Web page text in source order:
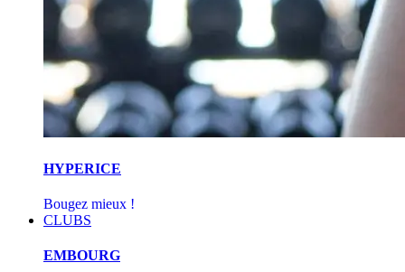
HYPERICE
Bougez mieux !
CLUBS
EMBOURG